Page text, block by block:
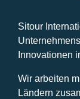
Sitour
Innovationen
Wir arbeiten
Ländern